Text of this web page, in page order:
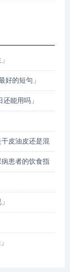
好的短句」
能用吗」
皮油皮还是混
患者的饮食指